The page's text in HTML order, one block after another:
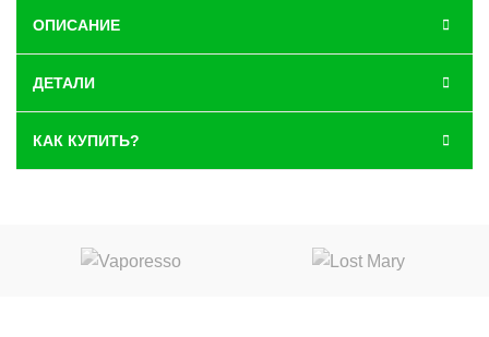
ОПИСАНИЕ
ДЕТАЛИ
КАК КУПИТЬ?